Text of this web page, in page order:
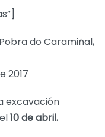
do Caramiñal,
2017
excavación
10 de abril.